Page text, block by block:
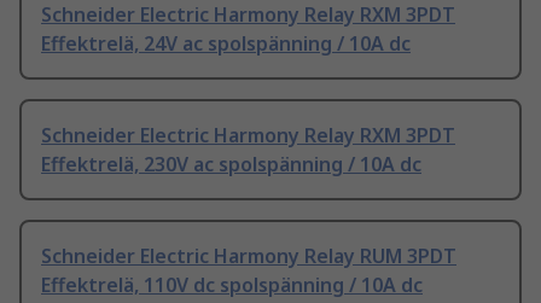
Schneider Electric Harmony Relay RXM 3PDT
Effektrelä, 24V ac spolspänning / 10A dc
Schneider Electric Harmony Relay RXM 3PDT
Effektrelä, 230V ac spolspänning / 10A dc
Schneider Electric Harmony Relay RUM 3PDT
Effektrelä, 110V dc spolspänning / 10A dc